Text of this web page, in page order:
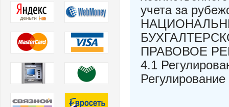
учета за
ПРАВОВОЕ
4.1
Регулирование